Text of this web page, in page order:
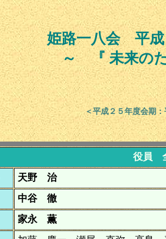
姫路一八会 平成
～ 『 未来の
＜平成２５年度会期
役員
天野 治
中谷 徹
家永 薫